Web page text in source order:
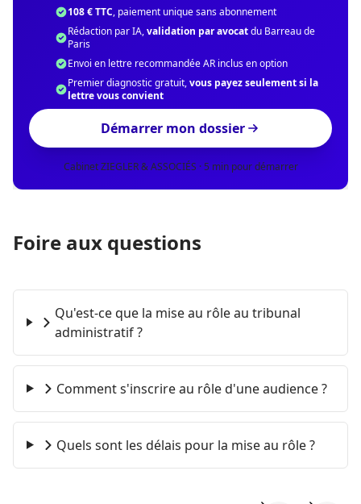
108 € TTC, paiement unique sans abonnement
Rédaction par IA,validation par avocatdu Barreau de
Paris
Envoi en lettre recommandée AR inclus en option
Premier diagnostic gratuit,vous payez seulement si la
lettre vous convient
Démarrer mon dossier
Cabinet ZIEGLER & ASSOCIÉS · 5 min pour démarrer
Foire aux questions
Qu'est-ce que la mise au rôle au tribunal
administratif ?
Comment s'inscrire au rôle d'une audience ?
Quels sont les délais pour la mise au rôle ?